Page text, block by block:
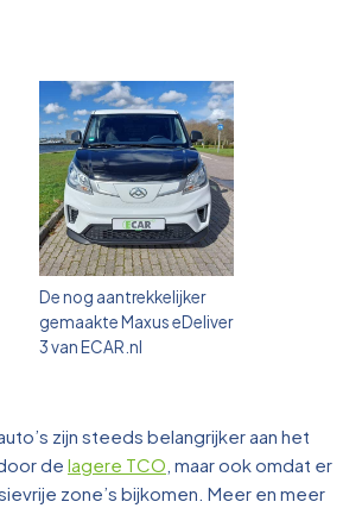
De nog aantrekkelijker
gemaakte Maxus eDeliver
3 van ECAR.nl
zijn steeds belangrijker aan het
de lagere TCO , maar ook omdat er
zone’s bijkomen. Meer en meer